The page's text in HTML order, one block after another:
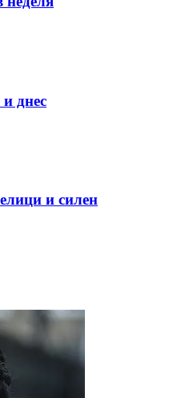
днес
и силен